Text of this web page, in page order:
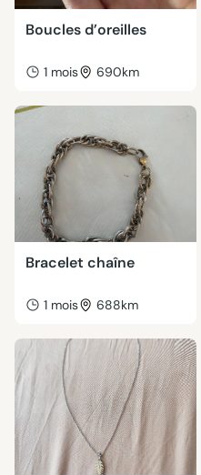
Boucles d’oreilles
1 mois 690km
Bracelet chaîne
1 mois 688km